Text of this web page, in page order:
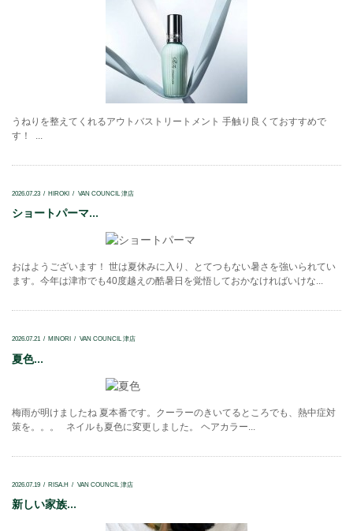
うねりを整えてくれるアウトバストリートメント 手触り良くておすすめで
す！ ...
2026.07.23 HIROKI VAN COUNCIL 津店
ショートパーマ...
おはようございます！ 世は夏休みに入り、とてつもない暑さを強いられてい
ます。今年は津市でも40度越えの酷暑日を覚悟しておかなければいけな...
2026.07.21 MINORI VAN COUNCIL 津店
夏色...
梅雨が明けましたね 夏本番です。クーラーのきいてるところでも、熱中症対
策を。。。 ネイルも夏色に変更しました。 ヘアカラー...
2026.07.19 RISA.H VAN COUNCIL 津店
新しい家族...